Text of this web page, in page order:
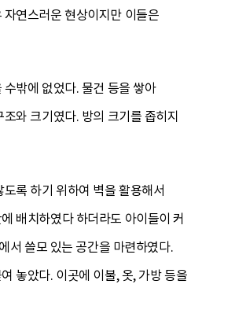
연스러운 현상이지만 이들은
밖에 없었다. 물건 등을 쌓아
와 크기였다. 방의 크기를 좁히지
록 하기 위하여 벽을 활용해서
배치하였다 하더라도 아이들이 커
서 쓸모 있는 공간을 마련하였다.
놓았다. 이곳에 이불, 옷, 가방 등을